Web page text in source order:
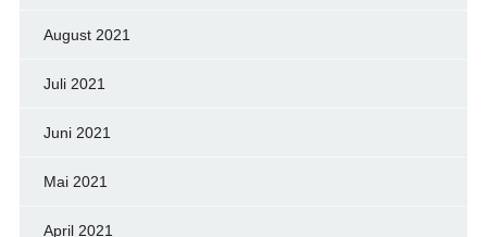
August 2021
Juli 2021
Juni 2021
Mai 2021
April 2021